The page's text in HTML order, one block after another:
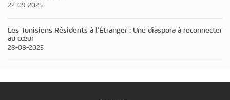
22-09-2025
Les Tunisiens Résidents à l’Étranger : Une diaspora à reconnecter
au cœur
28-08-2025